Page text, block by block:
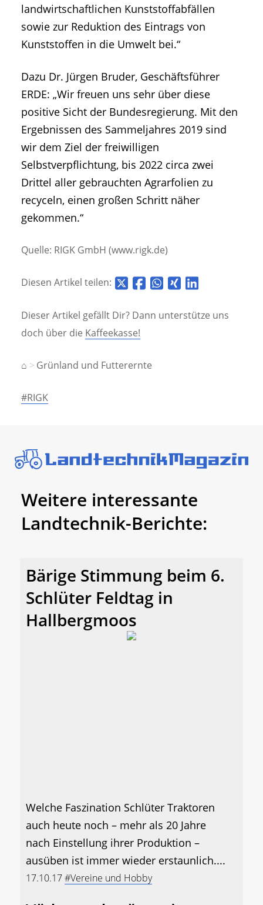
landwirtschaftlichen Kunststoffabfällen
sowie zur Reduktion des Eintrags von
Kunststoffen in die Umwelt bei.“
Dazu Dr. Jürgen Bruder, Geschäftsführer
ERDE: „Wir freuen uns sehr über diese
positive Sicht der Bundesregierung. Mit den
Ergebnissen des Sammeljahres 2019 sind
wir dem Ziel der freiwilligen
Selbstverpflichtung, bis 2022 circa zwei
Drittel aller gebrauchten Agrarfolien zu
recyceln, einen großen Schritt näher
gekommen.“
Quelle: RIGK GmbH (www.rigk.de)
Diesen Artikel teilen:
Dieser Artikel gefällt Dir? Dann unterstütze uns
doch über die Kaffeekasse!
⌂ Grünland und Futterernte
#RIGK
Weitere interessante
Landtechnik-Berichte:
Bärige Stimmung beim 6.
Schlüter Feldtag in
Hallbergmoos
Welche Faszination Schlüter Traktoren
auch heute noch – mehr als 20 Jahre
nach Einstellung ihrer Produktion –
ausüben ist immer wieder erstaunlich....
17.10.17#Vereine und Hobby